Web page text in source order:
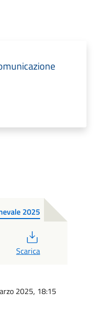
2025
Scarica
2025, 18:15